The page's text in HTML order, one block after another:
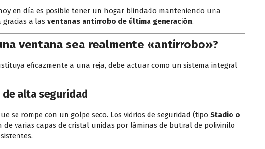
en día es posible tener un hogar blindado manteniendo una
a las ventanas antirrobo de última generación.
ventana sea realmente «antirrobo»?
eficazmente a una reja, debe actuar como un sistema integral
de alta seguridad
se rompe con un golpe seco. Los vidrios de seguridad (tipo Stadio o
de varias capas de cristal unidas por láminas de butiral de polivinilo